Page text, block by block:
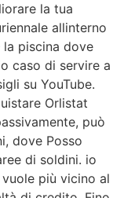
la tua
allinterno
la piscina dove
caso di servire a
su YouTube.
Orlistat
può
dove Posso
di soldini. io
più vicino al